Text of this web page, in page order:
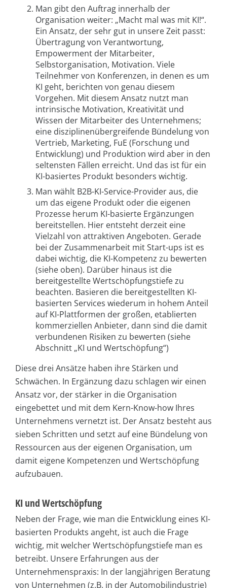
Man gibt den Auftrag innerhalb der
Organisation weiter: „Macht mal was mit KI!“.
Ein Ansatz, der sehr gut in unsere Zeit passt:
Übertragung von Verantwortung,
Empowerment der Mitarbeiter,
Selbstorganisation, Motivation. Viele
Teilnehmer von Konferenzen, in denen es um
KI geht, berichten von genau diesem
Vorgehen. Mit diesem Ansatz nutzt man
intrinsische Motivation, Kreativität und
Wissen der Mitarbeiter des Unternehmens;
eine disziplinenübergreifende Bündelung von
Vertrieb, Marketing, FuE (Forschung und
Entwicklung) und Produktion wird aber in den
seltensten Fällen erreicht. Und das ist für ein
KI-basiertes Produkt besonders wichtig.
Man wählt B2B-KI-Service-Provider aus, die
um das eigene Produkt oder die eigenen
Prozesse herum KI-basierte Ergänzungen
bereitstellen. Hier entsteht derzeit eine
Vielzahl von attraktiven Angeboten. Gerade
bei der Zusammenarbeit mit Start-ups ist es
dabei wichtig, die KI-Kompetenz zu bewerten
(siehe oben). Darüber hinaus ist die
bereitgestellte Wertschöpfungstiefe zu
beachten. Basieren die bereitgestellten KI-
basierten Services wiederum in hohem Anteil
auf KI-Plattformen der großen, etablierten
kommerziellen Anbieter, dann sind die damit
verbundenen Risiken zu bewerten (siehe
Abschnitt „KI und Wertschöpfung“)
Diese drei Ansätze haben ihre Stärken und
Schwächen. In Ergänzung dazu schlagen wir einen
Ansatz vor, der stärker in die Organisation
eingebettet und mit dem Kern-Know-how Ihres
Unternehmens vernetzt ist. Der Ansatz besteht aus
sieben Schritten und setzt auf eine Bündelung von
Ressourcen aus der eigenen Organisation, um
damit eigene Kompetenzen und Wertschöpfung
aufzubauen.
KI und Wertschöpfung
Neben der Frage, wie man die Entwicklung eines KI-
basierten Produkts angeht, ist auch die Frage
wichtig, mit welcher Wertschöpfungstiefe man es
betreibt. Unsere Erfahrungen aus der
Unternehmenspraxis: In der langjährigen Beratung
von Unternehmen (z.B. in der Automobilindustrie)